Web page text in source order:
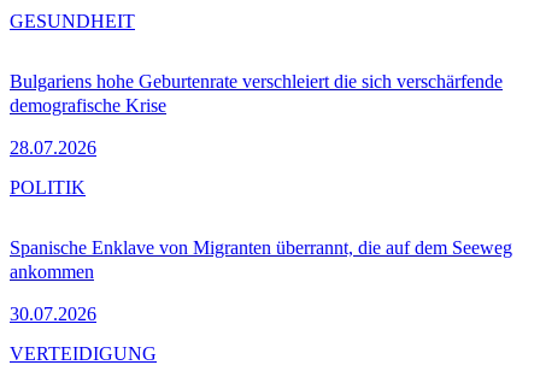
Bulgariens hohe Geburtenrate verschleiert die sich verschärfende
demografische Krise
28.07.2026
GESUNDHEIT
Spanische Enklave von Migranten überrannt, die auf dem Seeweg
ankommen
30.07.2026
POLITIK
VERTEIDIGUNG